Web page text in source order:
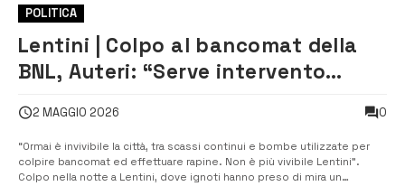
POLITICA
Lentini | Colpo al bancomat della
BNL, Auteri: “Serve intervento
2 MAGGIO 2026 0
“Ormai è invivibile la città, tra scassi continui e bombe utilizzate per
colpire bancomat ed effettuare rapine. Non è più vivibile Lentini”.
Colpo nella notte a Lentini, dove ignoti hanno preso di mira un